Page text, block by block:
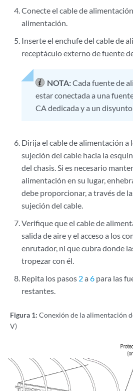
Conecte el cable de
alimentación.
Inserte el enchufe del cable de
receptáculo externo de fuente
NOTA:Cada fuente de
estar conectada a una
CA dedicada y a un
Dirija el cable de alimentación a
sujeción del cable hacia la
del chasis. Si es necesario
alimentación en su lugar,
debe proporcionar, a través de
sujeción del cable.
Verifique que el cable de
salida de aire y el acceso a los
enrutador, ni que cubra donde
tropezar con él.
Repita los pasos 2a6 para las
restantes.
Figura 1: Conexión de la alimentación
V)